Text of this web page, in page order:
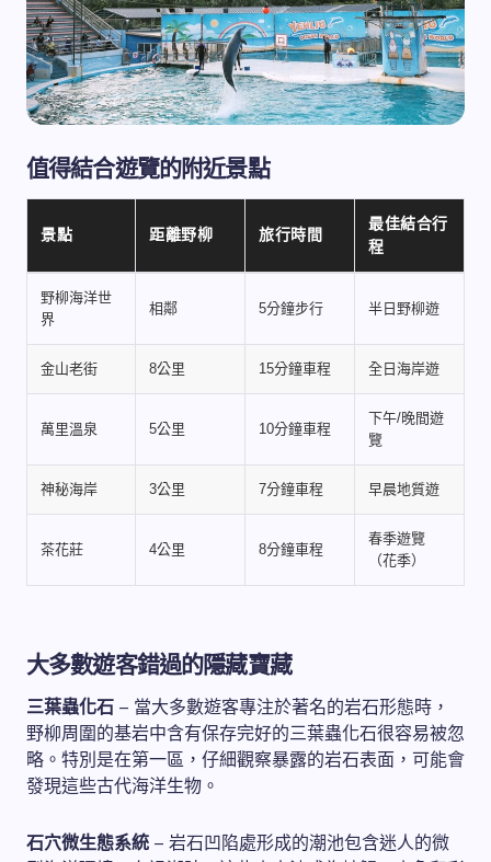
值得結合遊覽的附近景點
景點 距離野柳 旅行時間
最佳結合行
程
野柳海洋世
界
相鄰 5分鐘步行 半日野柳遊
金山老街 8公里 15分鐘車程 全日海岸遊
萬里溫泉 5公里 10分鐘車程
下午/晚間遊
覽
神秘海岸 3公里 7分鐘車程 早晨地質遊
茶花莊 4公里 8分鐘車程
春季遊覽
（花季）
大多數遊客錯過的隱藏寶藏
三葉蟲化石 – 當大多數遊客專注於著名的岩石形態時，
野柳周圍的基岩中含有保存完好的三葉蟲化石很容易被忽
略。特別是在第一區，仔細觀察暴露的岩石表面，可能會
發現這些古代海洋生物。
石穴微生態系統 – 岩石凹陷處形成的潮池包含迷人的微